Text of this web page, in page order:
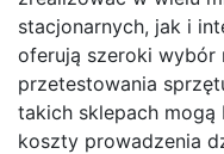
stacjonarnych, jak i
oferują szeroki wybór
przetestowania
takich sklepach
koszty prowadzenia